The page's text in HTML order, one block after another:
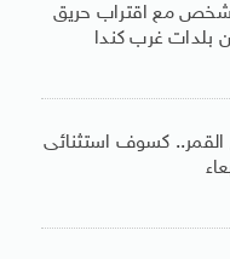
من 20 ألف شخص مع اقتراب حريق
بلدات غرب كندا
كسوف استثنائى